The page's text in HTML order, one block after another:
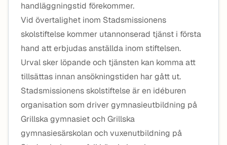
handläggningstid förekommer.
Vid övertalighet inom Stadsmissionens
skolstiftelse kommer utannonserad tjänst i första
hand att erbjudas anställda inom stiftelsen.
Urval sker löpande och tjänsten kan komma att
tillsättas innan ansökningstiden har gått ut.
Stadsmissionens skolstiftelse är en idéburen
organisation som driver gymnasieutbildning på
Grillska gymnasiet och Grillska
gymnasiesärskolan och vuxenutbildning på